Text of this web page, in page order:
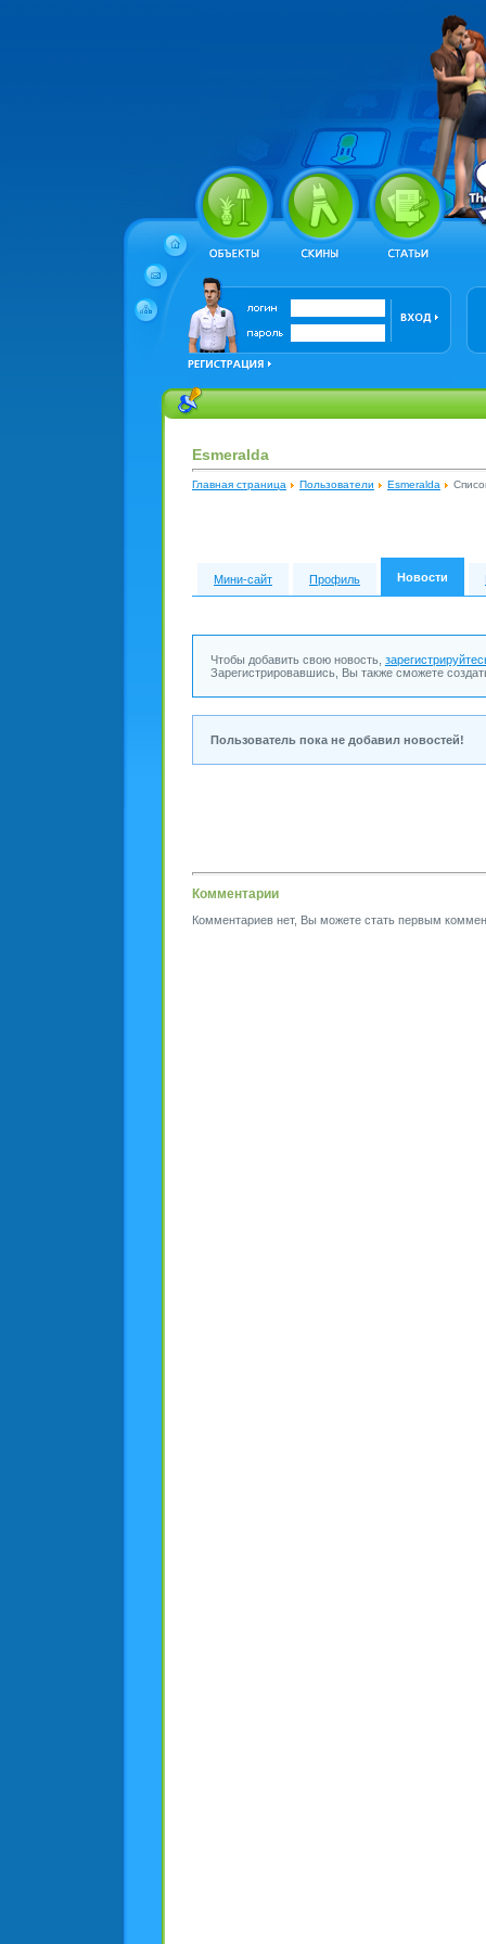
Esmeralda
Главная страница Пользователи Esmeralda
Мини-сайт Профиль Новости
Чтобы добавить свою новость,
Зарегистрировавшись, Вы также сможете
Пользователь пока не добавил новостей!
Комментарии
Комментариев нет, Вы можете стать первым